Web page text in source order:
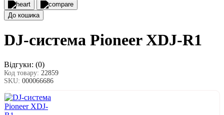
До кошика
DJ-система Pioneer XDJ-R1
Відгуки: (0)
Код товару: 22859
SKU: 000066686